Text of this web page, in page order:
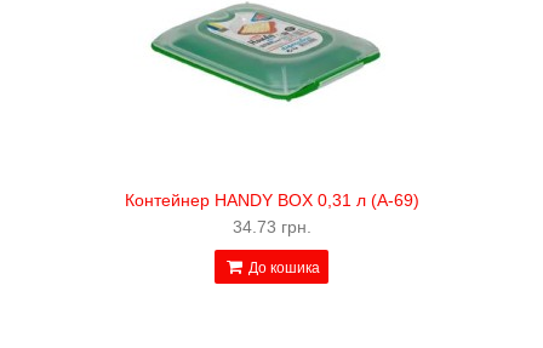
Контейнер HANDY BOX 0,31 л (А-69)
34.73 грн.
До кошика